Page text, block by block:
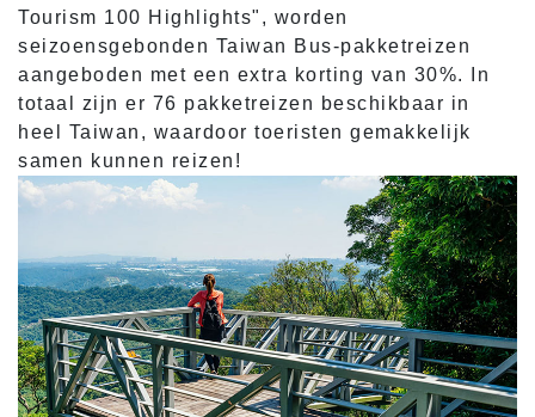
Tourism 100 Highlights", worden
seizoensgebonden Taiwan Bus-pakketreizen
aangeboden met een extra korting van 30%. In
totaal zijn er 76 pakketreizen beschikbaar in
heel Taiwan, waardoor toeristen gemakkelijk
samen kunnen reizen!